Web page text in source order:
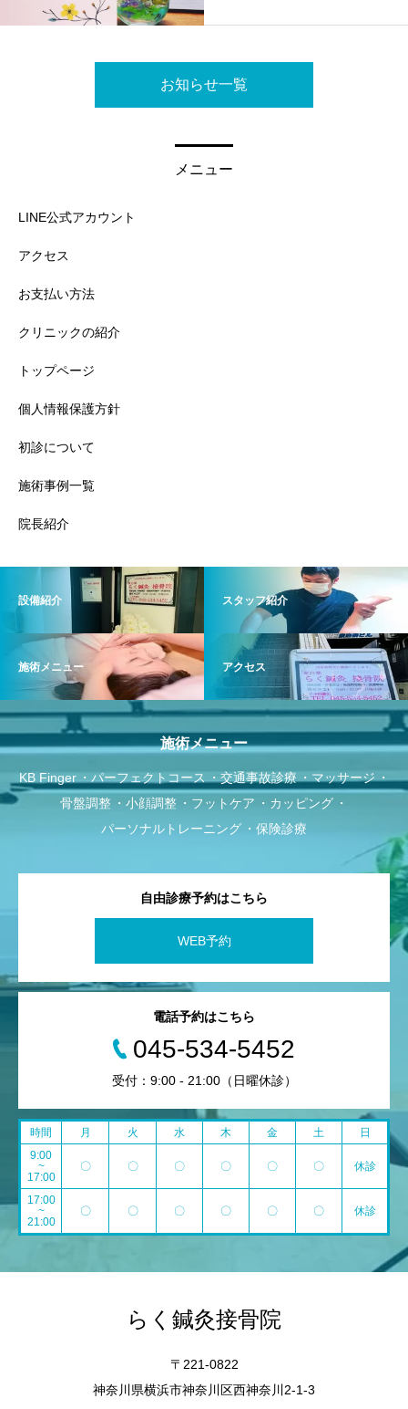
お知らせ一覧
メニュー
LINE公式アカウント
アクセス
お支払い方法
クリニックの紹介
トップページ
個人情報保護方針
初診について
施術事例一覧
院長紹介
設備紹介 スタッフ紹介
施術メニュー アクセス
施術メニュー
KB Finger パーフェクトコース 交通事故診療
マッサージ
骨盤調整
小顔調整 フットケア
カッピング
パーソナルトレーニング
保険診療
自由診療予約はこちら
WEB予約
電話予約はこちら
045-534-5452
受付：9:00 - 21:00（日曜休診）
時間 月 火 水 木 金 土
日
9:00
~
17:00
〇 〇 〇 〇 〇 〇 休診
17:00
~
21:00
〇 〇 〇 〇 〇 〇 休診
らく鍼灸接骨院
〒221-0822
神奈川県横浜市神奈川区西神奈川2-1-3